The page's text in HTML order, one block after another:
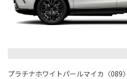
プラチナホワイトパールマイカ〈089〉